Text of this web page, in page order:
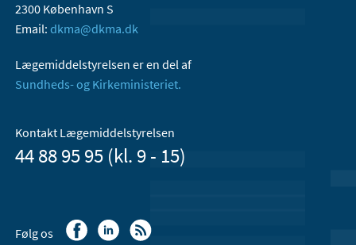
2300 København S
Email: dkma@dkma.dk
Lægemiddelstyrelsen er en del af
Sundheds- og Kirkeministeriet.
Kontakt Lægemiddelstyrelsen
44 88 95 95 (kl. 9 - 15)
Følg os